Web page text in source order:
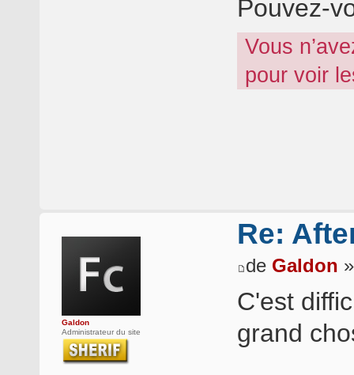
Pouvez-
Vous
pour voir
Galdon
Administrateur du site
Re:
de Galdon
C'est
grand